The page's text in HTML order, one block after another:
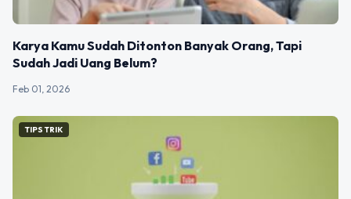
Karya Kamu Sudah Ditonton Banyak Orang, Tapi
Sudah Jadi Uang Belum?
Feb 01, 2026
TIPS TRIK